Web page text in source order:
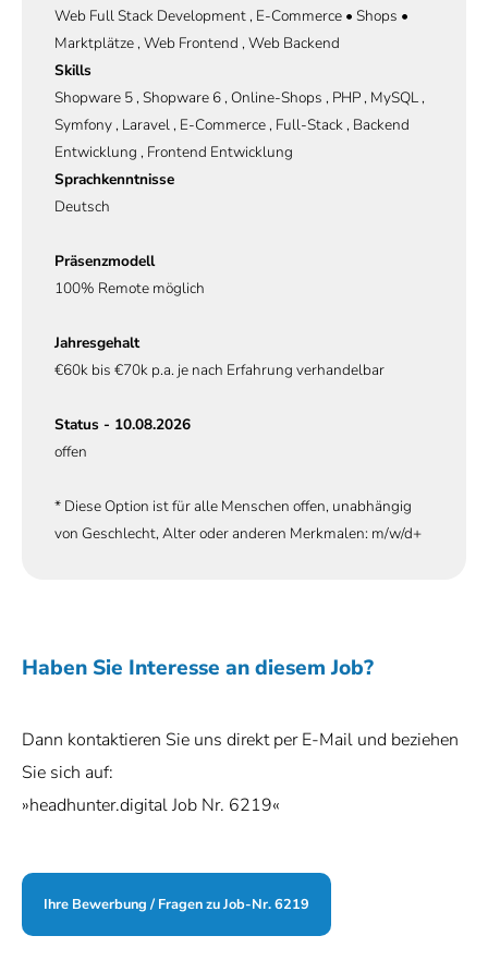
Web Full Stack Development , E-Commerce • Shops •
Marktplätze , Web Frontend , Web Backend
Skills
Shopware 5 , Shopware 6 , Online-Shops , PHP , MySQL ,
Symfony , Laravel , E-Commerce , Full-Stack , Backend
Entwicklung , Frontend Entwicklung
Sprachkenntnisse
Deutsch
Präsenzmodell
100% Remote möglich
Jahresgehalt
€60k bis €70k p.a. je nach Erfahrung verhandelbar
Status - 10.08.2026
offen
* Diese Option ist für alle Menschen offen, unabhängig
von Geschlecht, Alter oder anderen Merkmalen: m/w/d+
Haben Sie Interesse an diesem Job?
Dann kontaktieren Sie uns direkt per E-Mail und beziehen
Sie sich auf:
»headhunter.digital Job Nr. 6219«
Ihre Bewerbung / Fragen zu Job-Nr. 6219